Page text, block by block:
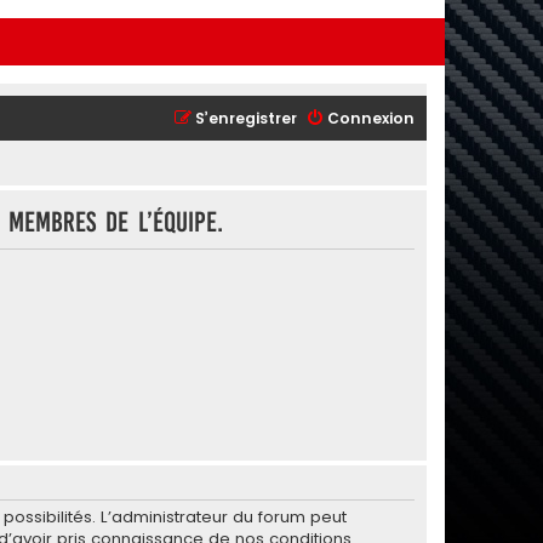
Connexion
S’enregistrer
de l’équipe.
L’administrateur du forum peut